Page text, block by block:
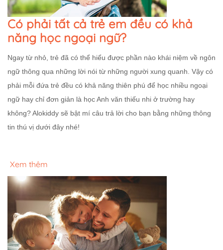
Có phải tất cả trẻ em đều có khả
năng học ngoại ngữ?
Ngay từ nhỏ, trẻ đã có thể hiểu được phần nào khái niệm về ngôn
ngữ thông qua những lời nói từ những người xung quanh. Vậy có
phải mỗi đứa trẻ đều có khả năng thiên phú để học nhiều ngoại
ngữ hay chỉ đơn giản là học Anh văn thiếu nhi ở trường hay
không? Alokiddy sẽ bật mí câu trả lời cho bạn bằng những thông
tin thú vị dưới đây nhé!
Xem thêm